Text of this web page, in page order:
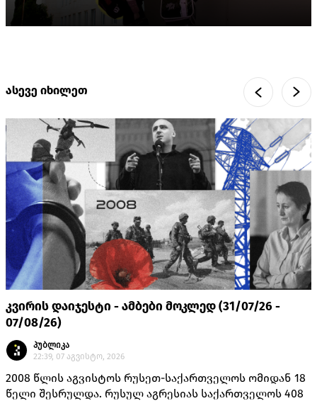
ასევე იხილეთ
კვირის დაიჯესტი - ამბები მოკლედ (31/07/26 -
07/08/26)
პუბლიკა
22:39, 07 აგვისტო, 2026
2008 წლის აგვისტოს რუსეთ-საქართველოს ომიდან 18
წელი შესრულდა. რუსულ აგრესიას საქართველოს 408